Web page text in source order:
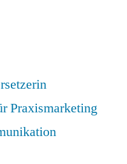
Praxismarketing